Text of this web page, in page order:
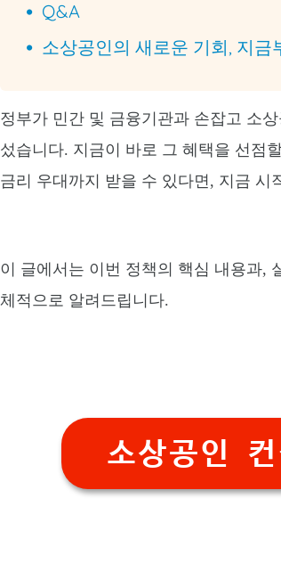
Q&A
소상공인의 새로운 기회, 지금
정부가 민간 및 금융기관과 손잡고 소
섰습니다. 지금이 바로 그 혜택을 선점
금리 우대까지 받을 수 있다면, 지금 시
이 글에서는 이번 정책의 핵심 내용과,
체적으로 알려드립니다.
소상공인